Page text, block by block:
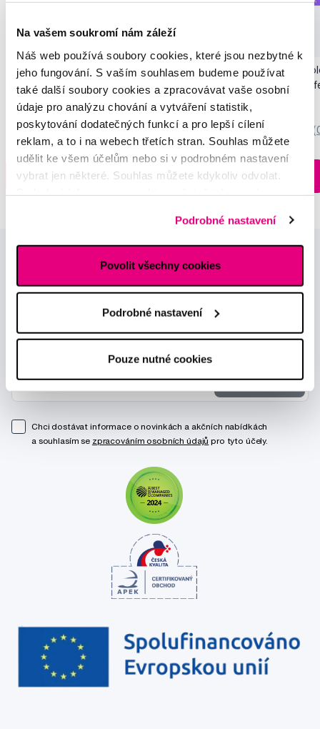
Na vašem soukromí nám záleží
Náš web používá soubory cookies, které jsou nezbytné k
jeho fungování. S vaším souhlasem budeme používat
také další soubory cookies a zpracovávat vaše osobní
údaje pro analýzu chování a vytváření statistik,
poskytování dodatečných funkcí a pro lepší cílení
reklam, a to i na webech třetích stran. Souhlas můžete
udělit ke všem účelům nebo si v podrobném nastavení
vybrat jen některé. Souhlas můžete kdykoliv odvolat.
Podrobné nastavení
Povolit všechny cookies
Podrobné nastavení
Pouze nutné cookies
SMILLE Sonic Brush - Prémiový sonický
kartáček s kónickými vlákny SANGI, bílý
3 699 Kč
5,0/5 (27x)
Do košíku
Skladem > 5 ks
Ihned na
Pop Instant Teeth
pro okamžitý bělicí
259 Kč
Do košíku
Novinky a nabídky
Odebírat
Chci dostávat informace o novinkách a akčních nabídkách
a souhlasím se zpracováním osobních údajů pro tyto účely.